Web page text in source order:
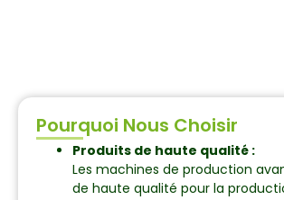
Pourquoi Nous Choisir
Produits de haute qualité :
Les machines de production
de haute qualité pour la